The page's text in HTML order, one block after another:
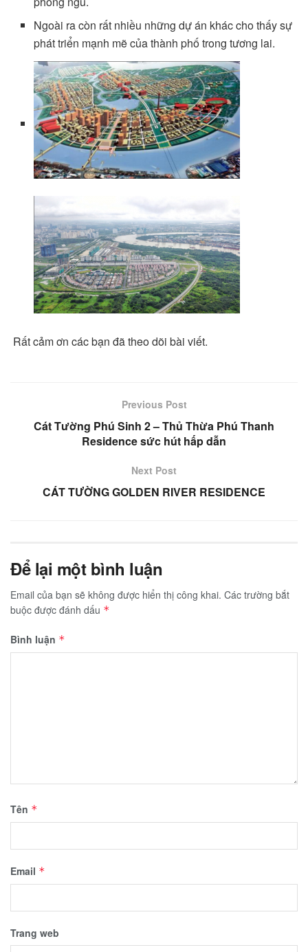
Ngoài ra còn rất nhiều những dự án khác cho thấy sự
phát triển mạnh mẽ của thành phố trong tương lai.
Rất cảm ơn các bạn đã theo dõi bài viết.
Previous Post
Cát Tường Phú Sinh 2 – Thủ Thừa Phú Thanh
Residence sức hút hấp dẫn
Next Post
CÁT TƯỜNG GOLDEN RIVER RESIDENCE
Để lại một bình luận
Email của bạn sẽ không được hiển thị công khai. Các trường bắt
buộc được đánh dấu *
Bình luận *
Tên *
Email *
Trang web